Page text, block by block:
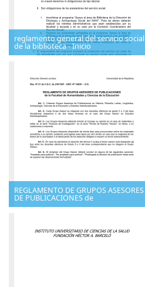
reglamento general del servicio social
de la biblioteca - Inicio
REGLAMENTO DE GRUPOS ASESORES
DE PUBLICACIONES de